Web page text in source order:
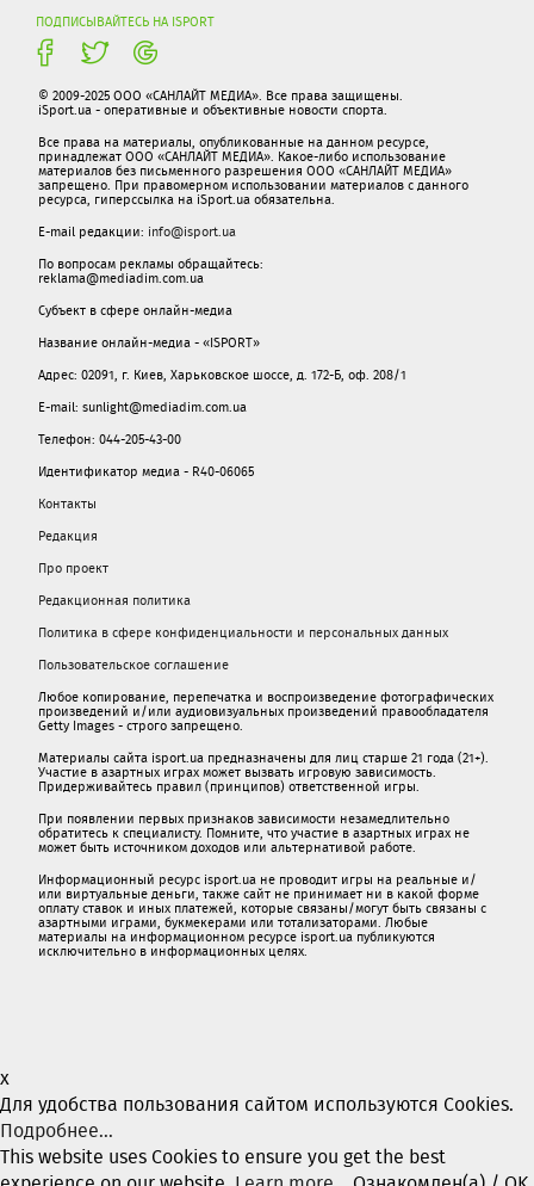
ПОДПИСЫВАЙТЕСЬ НА ISPORT
© 2009-2025 ООО «САНЛАЙТ МЕДИА». Все права защищены.
iSport.ua - оперативные и объективные новости спорта.
Все права на материалы, опубликованные на данном ресурсе,
принадлежат ООО «САНЛАЙТ МЕДИА». Какое-либо использование
материалов без письменного разрешения ООО «САНЛАЙТ МЕДИА»
запрещено. При правомерном использовании материалов с данного
ресурса, гиперссылка на iSport.ua обязательна.
E-mail редакции: info@isport.ua
По вопросам рекламы обращайтесь:
reklama@mediadim.com.ua
Субъект в сфере онлайн-медиа
Название онлайн-медиа - «ISPORT»
Адрес: 02091, г. Киев, Харьковское шоссе, д. 172-Б, оф. 208/1
E-mail: sunlight@mediadim.com.ua
Телефон: 044-205-43-00
Идентификатор медиа - R40-06065
Контакты
Редакция
Про проект
Редакционная политика
Политика в сфере конфиденциальности и персональных данных
Пользовательское соглашение
Любое копирование, перепечатка и воспроизведение фотографических
произведений и/или аудиовизуальных произведений правообладателя
Getty Images - строго запрещено.
Материалы сайта isport.ua предназначены для лиц старше 21 года (21+).
Участие в азартных играх может вызвать игровую зависимость.
Придерживайтесь правил (принципов) ответственной игры.
При появлении первых признаков зависимости незамедлительно
обратитесь к специалисту. Помните, что участие в азартных играх не
может быть источником доходов или альтернативой работе.
Информационный ресурс isport.ua не проводит игры на реальные и/
или виртуальные деньги, также сайт не принимает ни в какой форме
oплaту ставок и иных платежей, которые связаны/могут быть связаны c
азартными игрaми, букмекерами или тотализаторами. Любые
материалы на информационном ресурсе isport.ua публикуютcя
исключительно в информационных целях.
x
Для удобства пользования сайтом используются Cookies.
Подробнее...
This website uses Cookies to ensure you get the best